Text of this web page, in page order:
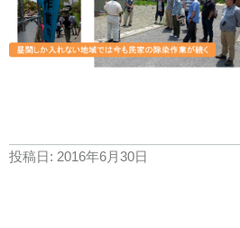
投稿日: 2016年6月30日